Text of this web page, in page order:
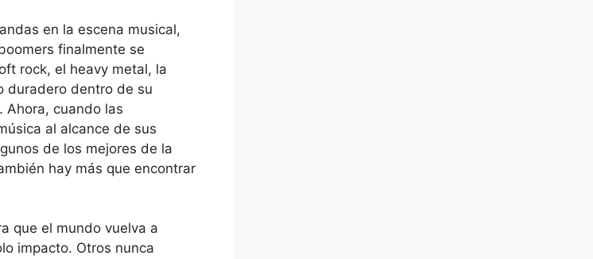
en la escena musical,
finalmente se
rock, el heavy metal, la
duradero dentro de su
Ahora, cuando las
al alcance de sus
de los mejores de la
hay más que encontrar
que el mundo vuelva a
impacto. Otros nunca